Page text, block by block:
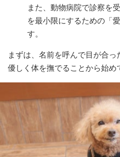
また、動物病院で診察を
を最小限にするための「
す。
まずは、名前を呼んで目が合
優しく体を撫でることから始め